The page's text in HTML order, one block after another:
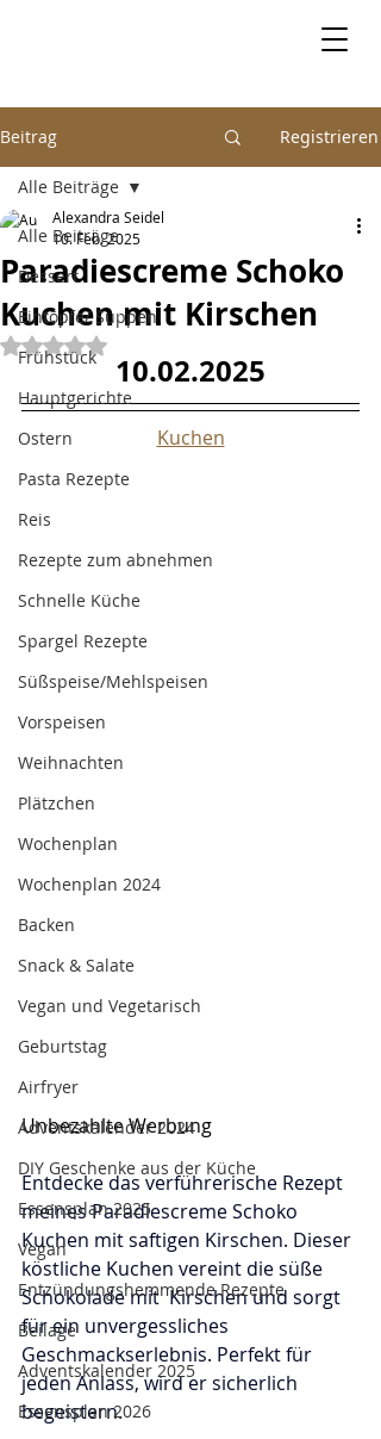
Beitrag Registrieren
Alle Beiträge
Dessert
Eintöpfe/ Suppen
Frühstück
Hauptgerichte
Ostern
Pasta Rezepte
Reis
Rezepte zum abnehmen
Schnelle Küche
Spargel Rezepte
Süßspeise/Mehlspeisen
Vorspeisen
Weihnachten
Plätzchen
Wochenplan
Wochenplan 2024
Backen
Snack & Salate
Vegan und Vegetarisch
Geburtstag
Airfryer
Adventskalender 2024
DIY Geschenke aus der Küche
Essensplan 2025
Vegan
Entzündungshemmende Rezepte
Beilage
Adventskalender 2025
Essensplan 2026
Alle Beiträge
Paradiescreme Schoko
Kuchen mit Kirschen
Alexandra Seidel
10. Feb. 2025
Mit NaN von 5 Sternen bewertet.
10.02.2025
Kuchen
Unbezahlte Werbung
Entdecke das verführerische Rezept
meines Paradiescreme Schoko
Kuchen mit saftigen Kirschen. Dieser
köstliche Kuchen vereint die süße
Schokolade mit  Kirschen und sorgt
für ein unvergessliches
Geschmackserlebnis. Perfekt für
jeden Anlass, wird er sicherlich
begeistern.